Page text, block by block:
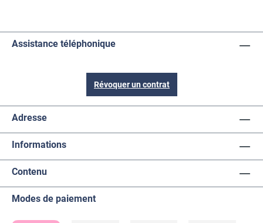
Assistance téléphonique
Révoquer un contrat
Adresse
Informations
Contenu
Modes de paiement